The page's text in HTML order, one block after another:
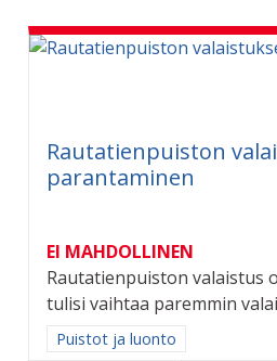
Rautatienpuiston
parantaminen
EI MAHDOLLINEN
Rautatienpuiston valaistus
tulisi vaihtaa paremmin
Rajaa tulokset aihepiirin
Puistot ja luonto